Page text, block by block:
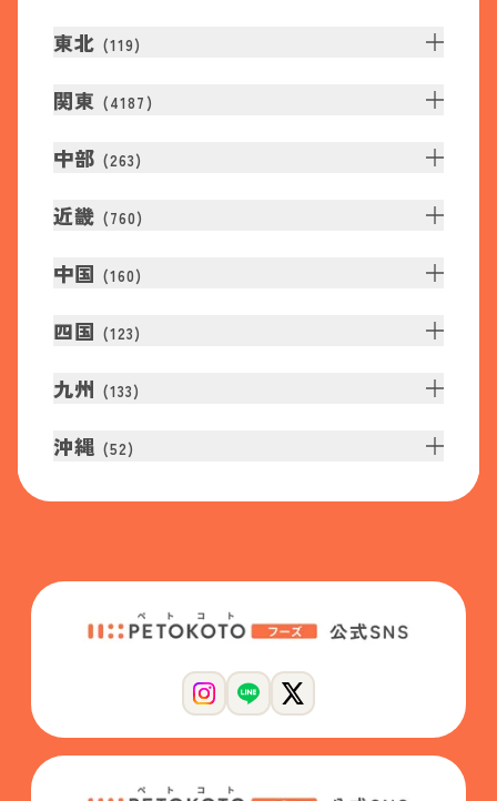
東北 (119)
関東 (4187 )
中部 (263)
近畿 (760)
中国 (160)
四国 (123)
九州 (133)
沖縄 (52)